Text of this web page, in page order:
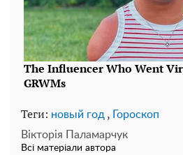
Теги: новый год ,
Гороскоп
Вікторія Паламарчук
Всі матеріали автора